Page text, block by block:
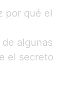
por qué el
algunas
el secreto